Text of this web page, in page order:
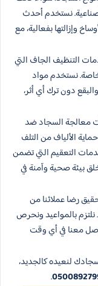
صناعية. نستخدم أحدث
وإزالتها بفعالية، مع
التنظيف الجاف التي
نستخدم مواد
دون ترك أي أثر،
معالجة السجاد ضد
الألياف من التلف
التعقيم التي تضمن
بيئة صحية وآمنة في
رضا عملائنا من
بالمواعيد ونحرص
معنا في أي وقت
لنعيده كالجديد،
.